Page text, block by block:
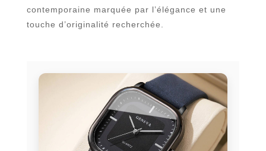
contemporaine marquée par l’élégance et une
touche d’originalité recherchée.